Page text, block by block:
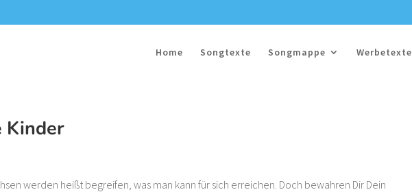
Home Songtexte Songmappe Werbetexte
Kinder
werden heißt begreifen, was man kann für sich erreichen. Doch bewahren Dir Dein